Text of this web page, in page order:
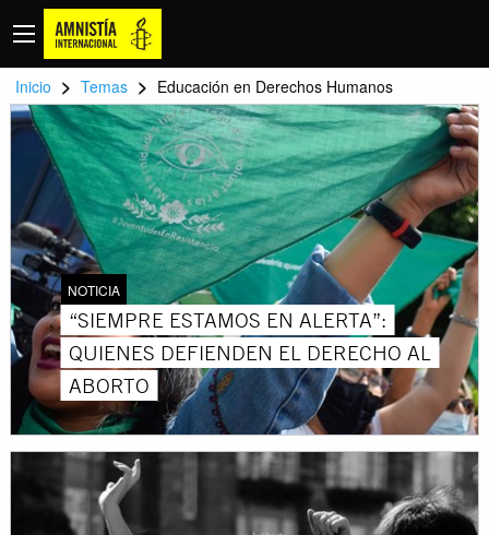
Inicio > Temas > Educación en Derechos Humanos
NOTICIA
“SIEMPRE ESTAMOS EN ALERTA”:
QUIENES DEFIENDEN EL DERECHO AL
ABORTO